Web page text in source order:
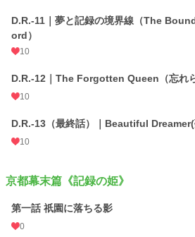
D.R.-11｜夢と記録の境界線（The
ord）
10
D.R.-12｜The Forgotten Queen（忘れら
10
D.R.-13（最終話）｜Beautiful Dreamer(
10
京都幕末篇《記録の姫》
第一話 祇園に落ちる影
0